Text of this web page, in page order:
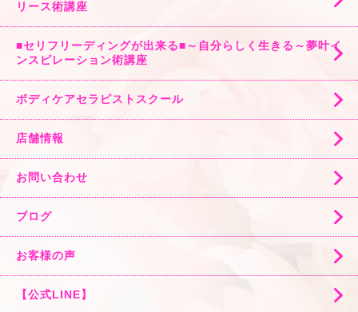
リース術講座
■セリフリーディングが出来る■～自分らしく生きる～夢叶イ
ンスピレーション術講座
ボディケアセラピストスクール
店舗情報
お問い合わせ
ブログ
お客様の声
【公式LINE】